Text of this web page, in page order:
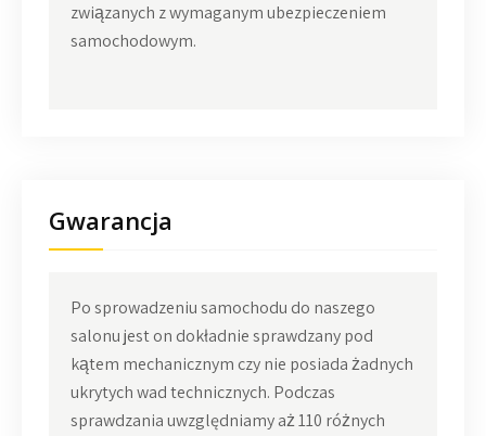
związanych z wymaganym ubezpieczeniem
samochodowym.
Gwarancja
Po sprowadzeniu samochodu do naszego
salonu jest on dokładnie sprawdzany pod
kątem mechanicznym czy nie posiada żadnych
ukrytych wad technicznych. Podczas
sprawdzania uwzględniamy aż 110 różnych